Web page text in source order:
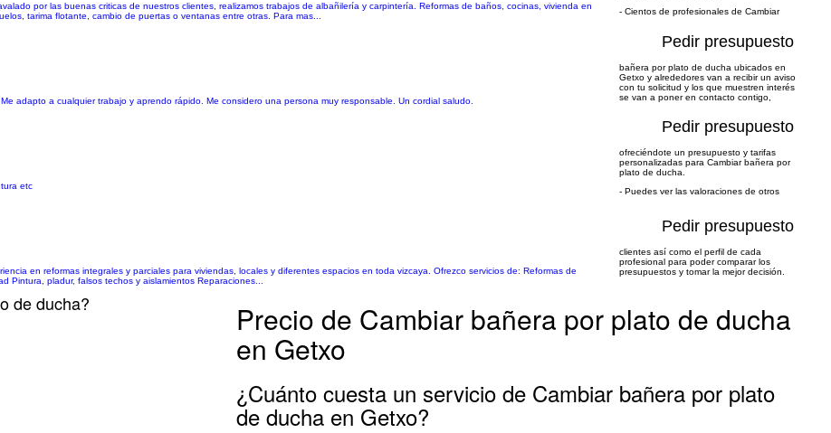
por las buenas criticas de nuestros clientes, realizamos trabajos de albañilería y carpintería. Reformas de baños, cocinas, vivienda en
tarima flotante, cambio de puertas o ventanas entre otras. Para mas...
adapto a cualquier trabajo y aprendo rápido. Me considero una persona muy responsable. Un cordial saludo.
Pedir presupuesto
etc
Pedir presupuesto
en reformas integrales y parciales para viviendas, locales y diferentes espacios en toda vizcaya. Ofrezco servicios de: Reformas de
Pintura, pladur, falsos techos y aislamientos Reparaciones...
Pedir presupuesto
de ducha? Precio de Cambiar bañera por plato de ducha
en Getxo
¿Cuánto cuesta un servicio de Cambiar bañera por plato
de ducha en Getxo?
- Cientos de profesionales de Cambiar
bañera por plato de ducha ubicados en
Getxo y alrededores van a recibir un aviso
con tu solicitud y los que muestren interés
se van a poner en contacto contigo,
ofreciéndote un presupuesto y tarifas
personalizadas para Cambiar bañera por
plato de ducha.
- Puedes ver las valoraciones de otros
clientes así como el perfil de cada
profesional para poder comparar los
presupuestos y tomar la mejor decisión.